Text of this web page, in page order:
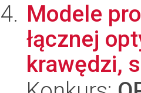
Modele
łącznej
krawędzi,